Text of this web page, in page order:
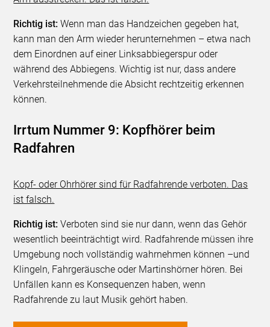
Richtig ist: Wenn man das Handzeichen gegeben hat,
kann man den Arm wieder herunternehmen – etwa nach
dem Einordnen auf einer Linksabbiegerspur oder
während des Abbiegens. Wichtig ist nur, dass andere
Verkehrsteilnehmende die Absicht rechtzeitig erkennen
können.
Irrtum Nummer 9: Kopfhörer beim
Radfahren
Kopf- oder Ohrhörer sind für Radfahrende verboten. Das
ist falsch.
Richtig ist: Verboten sind sie nur dann, wenn das Gehör
wesentlich beeinträchtigt wird. Radfahrende müssen ihre
Umgebung noch vollständig wahrnehmen können –und
Klingeln, Fahrgeräusche oder Martinshörner hören. Bei
Unfällen kann es Konsequenzen haben, wenn
Radfahrende zu laut Musik gehört haben.